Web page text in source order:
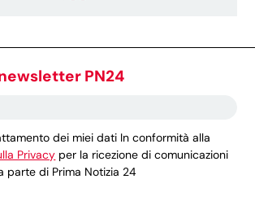
PN24
dei miei dati In conformità alla
Privacy per la ricezione di comunicazioni
parte di Prima Notizia 24